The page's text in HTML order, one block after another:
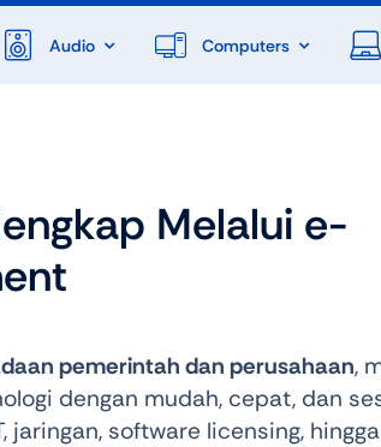
Laptops
Laptops
Audio Computers
Melalui e-
pemerintah dan perusahaan,
dengan mudah, cepat, dan
software licensing,